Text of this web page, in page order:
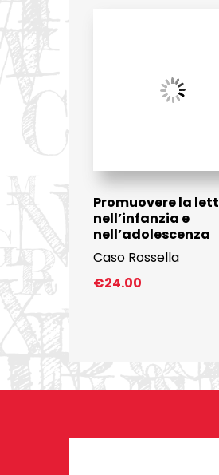
Promuovere la
nell’infanzia e
nell’adolescenza
Caso Rossella
€24.00